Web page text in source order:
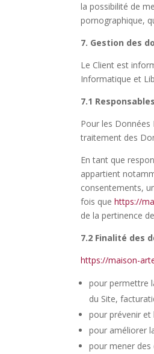
la possibilité de
pornographique,
7. Gestion des
Le Client est
Informatique et
7.1
Pour les Données
traitement des
En tant que
appartient
consentements,
fois quehttps://
de la pertinence
7.2 Finalité des
https://maison-
pour permettre
du Site,
pour prévenir
pour améliorer
pour mener